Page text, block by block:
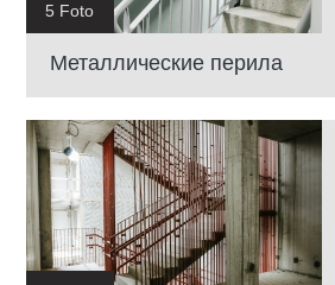
5 Foto
Металлические перила